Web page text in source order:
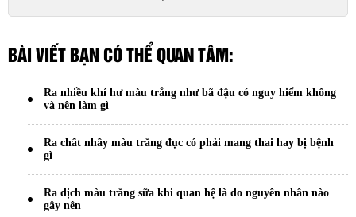
BÀI VIẾT BẠN CÓ THỂ QUAN TÂM:
Ra nhiều khí hư màu trắng như bã đậu có nguy hiểm không
và nên làm gì
Ra chất nhầy màu trắng đục có phải mang thai hay bị bệnh
gì
Ra dịch màu trắng sữa khi quan hệ là do nguyên nhân nào
gây nên